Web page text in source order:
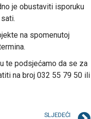
je obustaviti isporuku
na spomenutoj
te podsjećamo da se za
na broj 032 55 79 50 ili
SLJEDEĆI